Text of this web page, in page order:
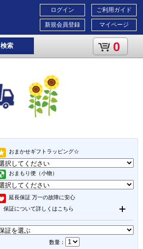
ご利用ガイド
マイページ
ログイン
新規会員登録
検索 0
おまかせギフトラッピング☆
おまもり便（小物）
延長保証 万一の故障に安心
保証について詳しくはこちら
数量：